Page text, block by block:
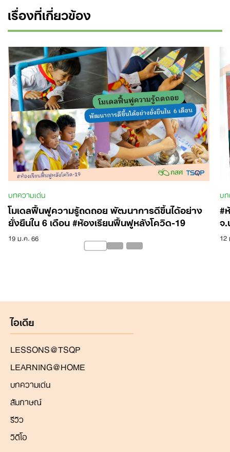
เรื่องที่เกี่ยวข้อง
บทความเด่น
โมเดลฟื้นฟูความรู้ถดถอย พัฒนาการดีขึ้นได้อย่าง
ยั่งยืนใน 6 เดือน #ห้องเรียนฟื้นฟูหลังโควิด-19
19 ม.ค. 66
บ
#
จ
12
ไอเดีย
LESSONS@TSQP
LEARNING@HOME
บทความเด่น
สัมภาษณ์
รีวิว
วิดีโอ